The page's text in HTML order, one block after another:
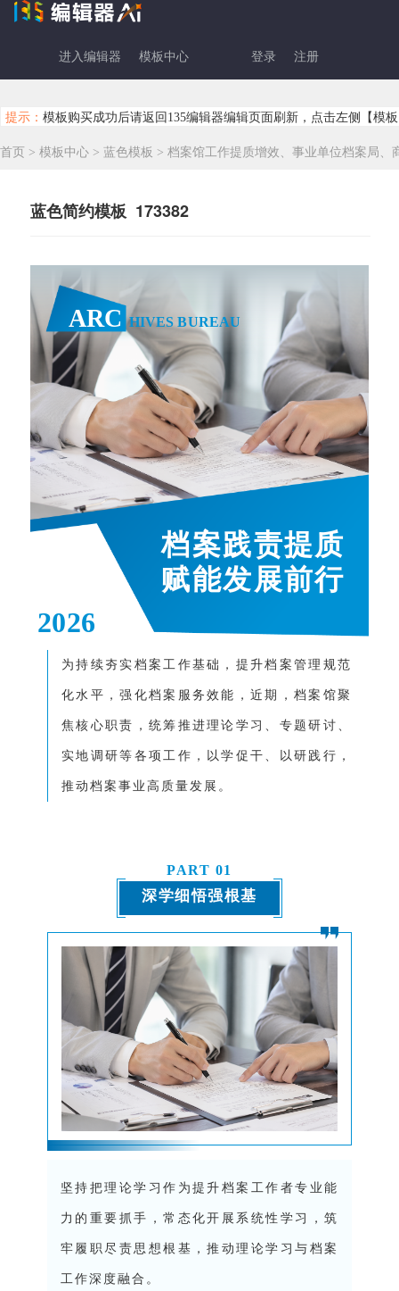
进入编辑器 模板中心 登录 注册
提示： 模板购买成功后请返回135编辑器编辑页面刷新，点击左侧【模
首页 > 模板中心 > 蓝色模板 > 档案馆工作提质增效、事业单位档案局、
蓝色简约模板 173382
ARCHIVES BUREAU
档案践责提质
赋能发展前行
2026
为持续夯实档案工作基础，提升档案管理规范
化水平，强化档案服务效能，近期，档案馆聚
焦核心职责，统筹推进理论学习、专题研讨、
实地调研等各项工作，以学促干、以研践行，
推动档案事业高质量发展。
PART 01
深学细悟强根基
坚持把理论学习作为提升档案工作者专业能
力的重要抓手，常态化开展系统性学习，筑
牢履职尽责思想根基，推动理论学习与档案
工作深度融合。